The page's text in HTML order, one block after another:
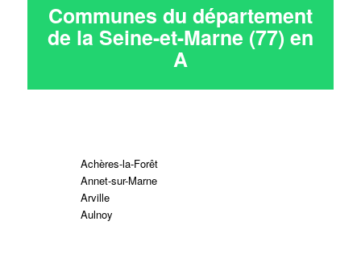
Communes du département
de la Seine-et-Marne (77) en
A
Achères-la-Forêt
Annet-sur-Marne
Arville
Aulnoy